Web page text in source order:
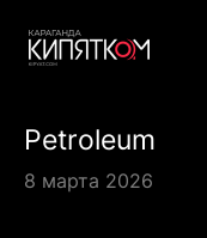
Petroleum
8 марта 2026